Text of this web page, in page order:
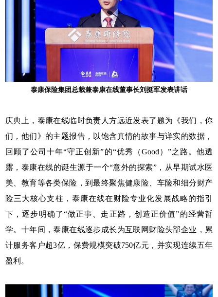
泰康保险集团总裁兼泰康在线董事长刘挺军发表讲话
庆典上，泰康在线临时负责人方远近发表了题为《我们，你
们，他们》的主题报告，以饱含真情的故事与详实的数据，
回顾了公司十年“守正创新”的“优秀（Good）”之路。他透
露，泰康在线的诞生源于一个“意外的探索”，从早期试水医
美、教育等各类保险，到最终聚焦健康险、车险和细分财产
险三大核心支柱，泰康在线在财险专业化发展战略的指引
下，逐步明确了“做正事、走正路，创造正价值”的经营哲
学。十年间，泰康在线逐步成长为互联网财险头部企业，累
计服务客户超3亿，保费规模突破750亿元，并实现连续五年
盈利。